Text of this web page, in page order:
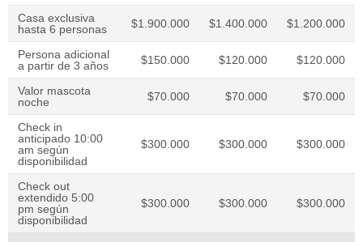
Casa exclusiva
hasta 6 personas
$1.900.000 $1.400.000 $1.200.000
Persona adicional
a partir de 3 años
$150.000 $120.000 $120.000
Valor mascota
noche
$70.000 $70.000 $70.000
Check in
anticipado 10:00
am según
disponibilidad
$300.000 $300.000 $300.000
Check out
extendido 5:00
pm según
disponibilidad
$300.000 $300.000 $300.000